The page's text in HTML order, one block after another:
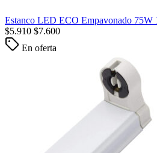
Estanco LED ECO Empavonado 75W
$5.910 $7.600
En oferta